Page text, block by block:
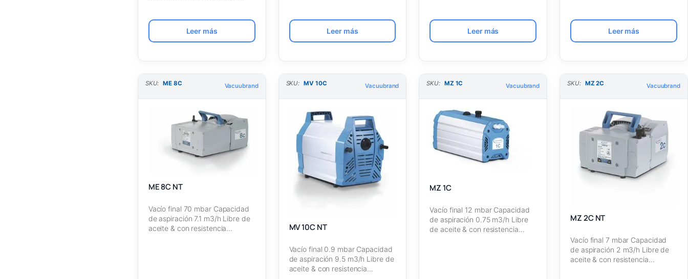
Leer más Leer más Leer más Leer más
SKU: ME 8C Vacuubrand
ME 8C NT
Vacío final 70 mbar Capacidad
de aspiración 7.1 m3/h Libre de
aceite & con resistencia…
SKU: MV 10C Vacuubrand
MV 10C NT
Vacío final 0.9 mbar Capacidad
de aspiración 9.5 m3/h Libre de
aceite & con resistencia…
SKU: MZ 1C Vacuubrand
MZ 1C
Vacío final 12 mbar Capacidad
de aspiración 0.75 m3/h Libre
de aceite & con resistencia…
SKU: MZ 2C Vacuubrand
MZ 2C NT
Vacío final 7 mbar Capacidad
de aspiración 2 m3/h Libre de
aceite & con resistencia…